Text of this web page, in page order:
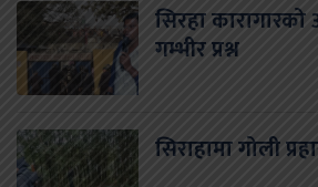
सिरहा
गम्भीर प्रश्न
सिराहामा गोली